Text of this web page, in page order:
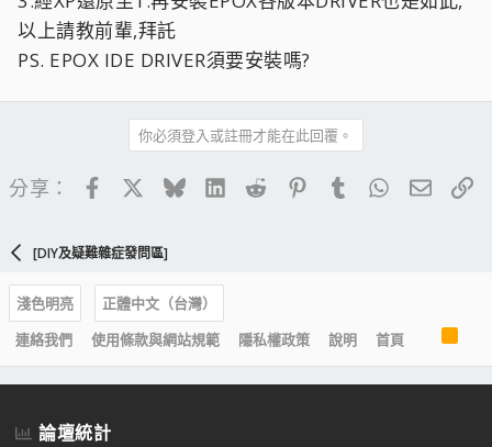
以上請教前輩,拜託
PS. EPOX IDE DRIVER須要安裝嗎?
你必須登入或註冊才能在此回覆。
分享： FacebookBlueskyLinkedIn
Reddit PinterestTumblrWhatsApp
電子
[DIY及疑難雜症發問區]
淺色明亮
正體中文（台灣）
連絡我們
使用條款與網站規範 隱私權政策 說明 首頁
R
S
S
論壇統計